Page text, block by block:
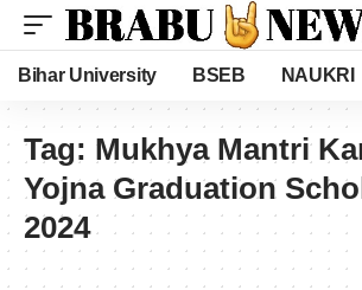
Bihar University BSEB NAUKRI
Tag: Mukhya Mantri
Yojna Graduation
2024